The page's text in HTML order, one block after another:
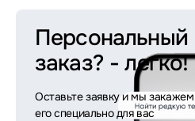
Персональный
заказ? - легко!
Оставьте заявку и мы закажем
его специально для вас